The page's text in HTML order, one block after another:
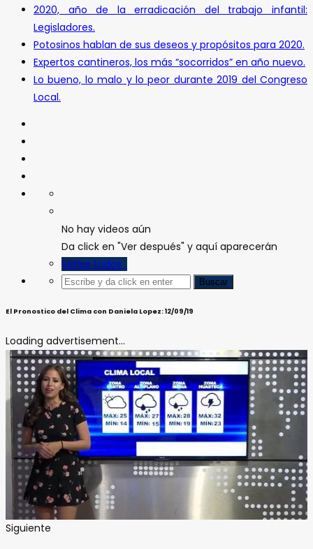
2020, año de la erradicación del trabajo infantil:
Legisladores.
Potosinos hablan de sus deseos y propósitos para 2020.
Expertos cantineros, los más “socorridos” en año nuevo.
Lo bueno, lo malo y lo peor durante 2019 del Congreso
Local.
No hay videos aún
Da click en "Ver después" y aquí aparecerán
Verlos todos
El Pronostico del Clima con Daniela Lopez: 12/09/19
Loading advertisement...
Siguiente